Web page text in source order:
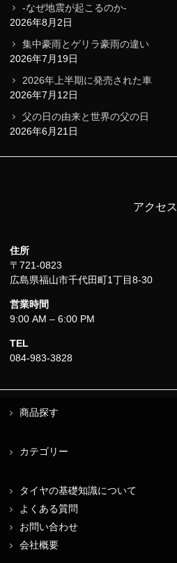
-なぜ地震が起こるのか-
2026年8月2日
集中豪雨とゲリラ豪雨の違い
2026年7月19日
2026年上半期に発売された車
2026年7月12日
父の日の由来と世界の父の日
2026年6月21日
アクセス
住所
〒721-0823
広島県福山市千代田町1丁目8-30
営業時間
9:00 AM – 6:00 PM
TEL
084-983-3828
商品探す
カテゴリー
タイヤの基礎知識について
よくある質問
お問い合わせ
会社概要